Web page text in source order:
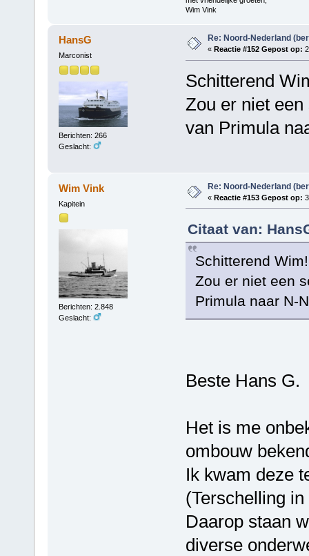
Wim Vink
HansG
Marconist
Berichten: 266
Geslacht:
Re: Noord-Nederland
« Reactie #152 Gepost op:
Schitterend
Zou er niet
van Primula
Wim Vink
Kapitein
Berichten: 2.848
Geslacht:
Re: Noord-Nederland
« Reactie #153 Gepost op:
Citaat van:
Schitterend Wim!
Zou er niet een
Primula naar N-
Beste Hans G.
Het is me
ombouw
Ik kwam deze
(Terschelling
Daarop staan
diverse